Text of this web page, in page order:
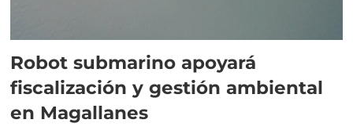
Robot submarino apoyará
fiscalización y gestión ambiental
en Magallanes